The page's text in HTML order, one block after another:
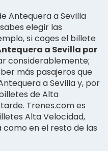
Antequera a Sevilla
elegir las
si coges el billete
a Sevilla por
considerablemente;
más pasajeros que
a Sevilla y, por
de Alta
Trenes.com es
Alta Velocidad,
en el resto de las